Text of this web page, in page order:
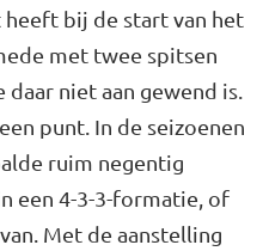
heeft bij de start van het
met twee spitsen
niet aan gewend is.
punt. In de seizoenen
ruim negentig
een 4-3-3-formatie, of
Met de aanstelling